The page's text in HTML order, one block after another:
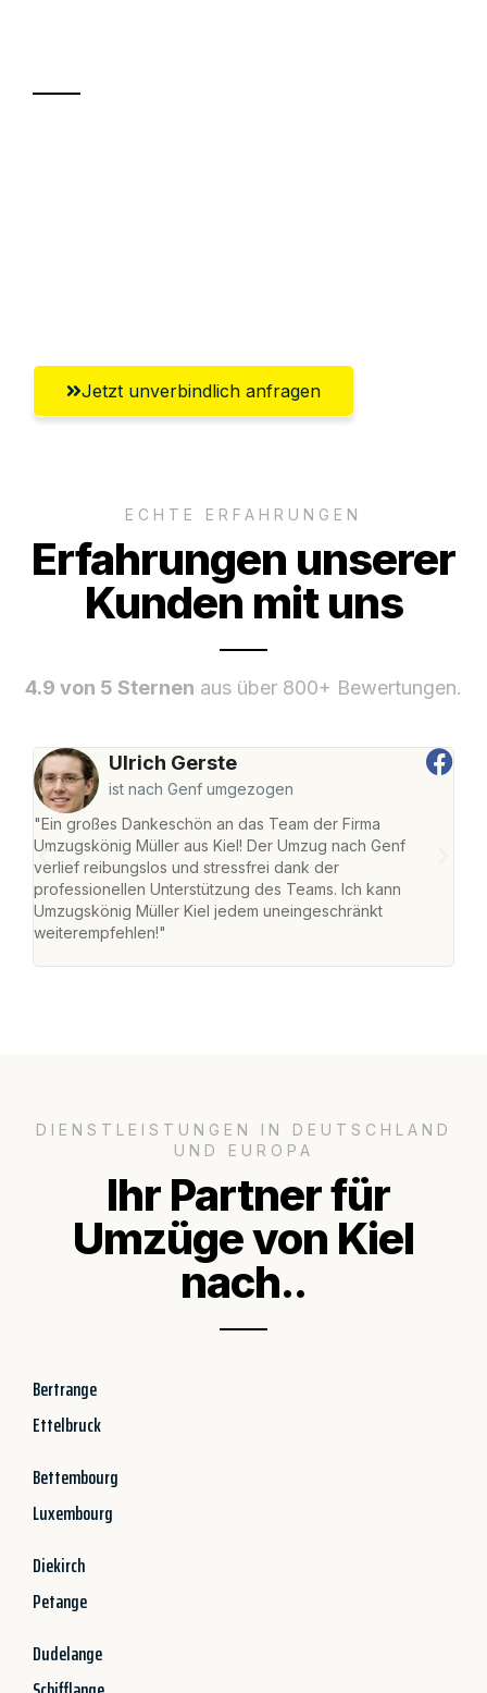
Jetzt unverbindlich anfragen
ECHTE ERFAHRUNGEN
Erfahrungen unserer
Kunden mit uns
4.9 von 5 Sternen aus über 800+ Bewertungen.
Ulrich Gerste
ist nach Genf umgezogen
"Ein großes Dankeschön an das Team der Firma
Umzugskönig Müller aus Kiel! Der Umzug nach Genf
verlief reibungslos und stressfrei dank der
professionellen Unterstützung des Teams. Ich kann
Umzugskönig Müller Kiel jedem uneingeschränkt
weiterempfehlen!"
DIENSTLEISTUNGEN IN DEUTSCHLAND
UND EUROPA
Ihr Partner für
Umzüge von Kiel
nach..
Bertrange
Ettelbruck
Bettembourg
Luxembourg
Diekirch
Petange
Dudelange